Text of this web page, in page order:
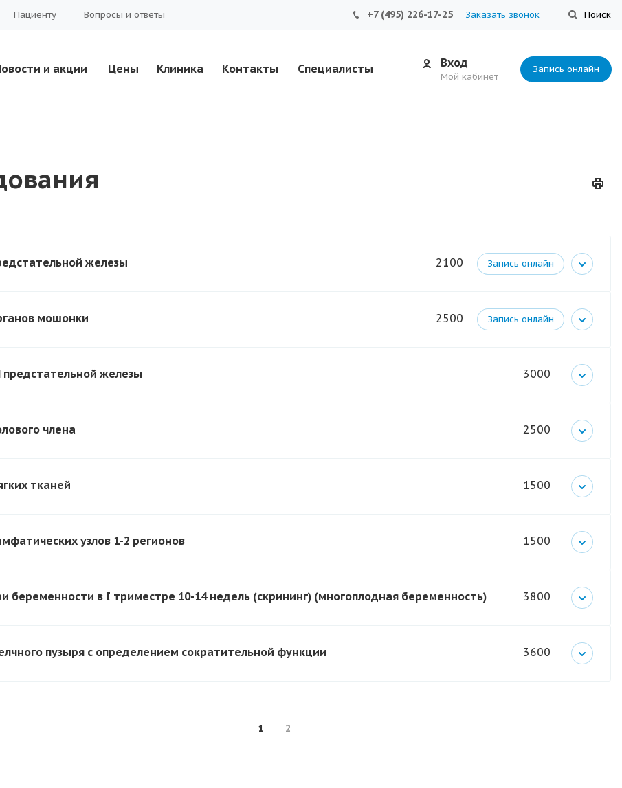
Поиск
Пациенту Вопросы и ответы +7 (495) 226-17-25 Заказать звонок
Запись онлайн
Вход
Мой кабинет
и акции Цены Клиника Контакты Специалисты
Запись онлайн
2100
железы
Запись онлайн
2500
мошонки
3000
железы
2500
члена
1500
тканей
1500
узлов 1-2 регионов
3800
беременности в I триместре 10-14 недель (скрининг) (многоплодная беременность)
3600
пузыря с определением сократительной функции
1 2